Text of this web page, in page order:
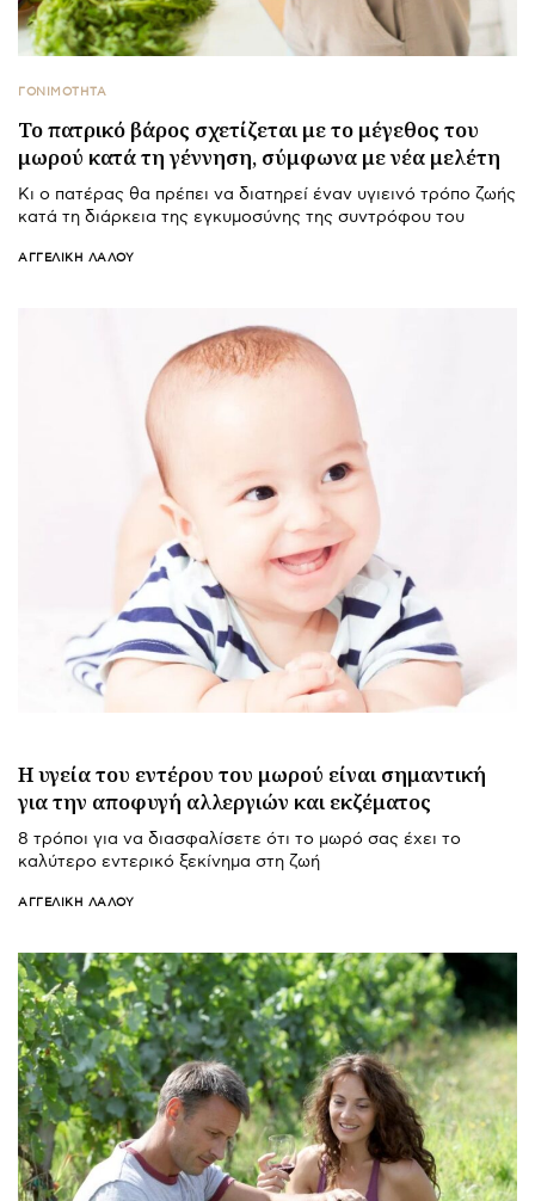
ΓΟΝΙΜΟΤΗΤΑ
Το πατρικό βάρος σχετίζεται με το μέγεθος του
μωρού κατά τη γέννηση, σύμφωνα με νέα μελέτη
Κι ο πατέρας θα πρέπει να διατηρεί έναν υγιεινό τρόπο ζωής
κατά τη διάρκεια της εγκυμοσύνης της συντρόφου του
ΑΓΓΕΛΙΚΉ ΛΆΛΟΥ
Η υγεία του εντέρου του μωρού είναι σημαντική
για την αποφυγή αλλεργιών και εκζέματος
8 τρόποι για να διασφαλίσετε ότι το μωρό σας έχει το
καλύτερο εντερικό ξεκίνημα στη ζωή
ΑΓΓΕΛΙΚΉ ΛΆΛΟΥ